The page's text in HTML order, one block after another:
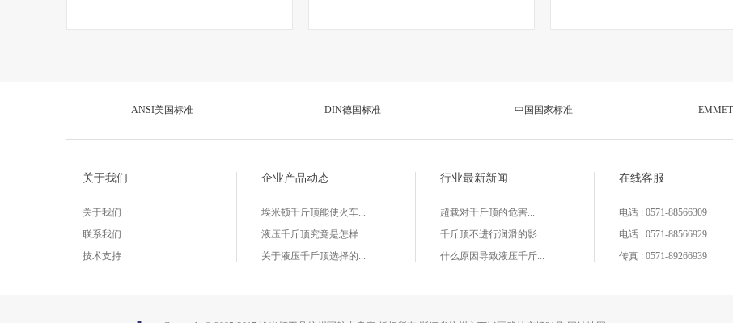
ANSI美国标准 DIN德国标准 中国国家标准
关于我们
关于我们
联系我们
技术支持
企业产品动态
埃米顿千斤顶能使火车...
液压千斤顶究竟是怎样...
关于液压千斤顶选择的...
行业最新新闻
超载对千斤顶的危害...
千斤顶不进行润滑的影...
什么原因导致液压千斤...
在线客服
电话 : 0571-88566309
电话 : 0571-88566929
传真 : 0571-89266939